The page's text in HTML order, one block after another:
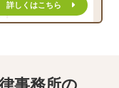
詳しくはこちら